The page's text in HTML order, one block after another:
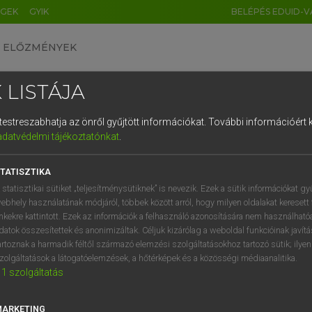
GYIK BELÉPÉS EDUID-
ELŐZMÉNYEK
szótár
VAN ELŐFIZETÉSED?
megtekintéséhez.
LISTÁJA
az önről gyűjtött információkat. További információért
tájékoztatónkat.
statisztikai sütiket „teljesítménysütiknek” is nevezik. Ezek a sütik információkat
használatának módjáról, többek között arról, hogy milyen oldalakat keresett
kattintott. Ezek az információk a felhasználó azonosítására nem
összesítettek és anonimizáltak. Céljuk kizárólag a weboldal funkcióinak
a harmadik féltől származó elemzési szolgáltatásokhoz tartozó sütik;
a látogatóelemzések, a hőtérképek és a közösségi médiaanalitika.
1 szolgáltatás
DE CN FR ES IT NL
1 2 3 4 5 6 7 8 9
q w e r t z u i
a s d f g h j k l é
í y x c v b n m , .